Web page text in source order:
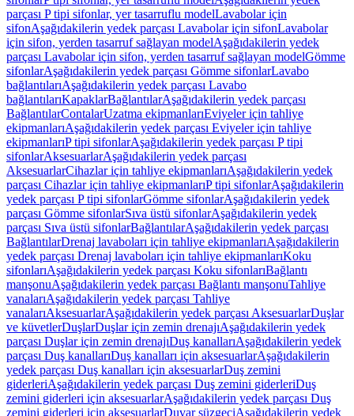
parçası P tipi sifonlar, yer tasarruflu modelLavabolar için
sifonAşağıdakilerin yedek parçası Lavabolar için sifonLavabolar
için sifon, yerden tasarruf sağlayan modelAşağıdakilerin yedek
parçası Lavabolar için sifon, yerden tasarruf sağlayan modelGömme
sifonlarAşağıdakilerin yedek parçası Gömme sifonlarLavabo
bağlantılarıAşağıdakilerin yedek parçası Lavabo
bağlantılarıKapaklarBağlantılarAşağıdakilerin yedek parçası
BağlantılarContalarUzatma ekipmanlarıEviyeler için tahliye
ekipmanlarıAşağıdakilerin yedek parçası Eviyeler için tahliye
ekipmanlarıP tipi sifonlarAşağıdakilerin yedek parçası P tipi
sifonlarAksesuarlarAşağıdakilerin yedek parçası
AksesuarlarCihazlar için tahliye ekipmanlarıAşağıdakilerin yedek
parçası Cihazlar için tahliye ekipmanlarıP tipi sifonlarAşağıdakilerin
yedek parçası P tipi sifonlarGömme sifonlarAşağıdakilerin yedek
parçası Gömme sifonlarSıva üstü sifonlarAşağıdakilerin yedek
parçası Sıva üstü sifonlarBağlantılarAşağıdakilerin yedek parçası
BağlantılarDrenaj lavaboları için tahliye ekipmanlarıAşağıdakilerin
yedek parçası Drenaj lavaboları için tahliye ekipmanlarıKoku
sifonlarıAşağıdakilerin yedek parçası Koku sifonlarıBağlantı
manşonuAşağıdakilerin yedek parçası Bağlantı manşonuTahliye
vanalarıAşağıdakilerin yedek parçası Tahliye
vanalarıAksesuarlarAşağıdakilerin yedek parçası AksesuarlarDuşlar
ve küvetlerDuşlarDuşlar için zemin drenajıAşağıdakilerin yedek
parçası Duşlar için zemin drenajıDuş kanallarıAşağıdakilerin yedek
parçası Duş kanallarıDuş kanalları için aksesuarlarAşağıdakilerin
yedek parçası Duş kanalları için aksesuarlarDuş zemini
giderleriAşağıdakilerin yedek parçası Duş zemini giderleriDuş
zemini giderleri için aksesuarlarAşağıdakilerin yedek parçası Duş
zemini giderleri için aksesuarlarDuvar süzgeciAşağıdakilerin yedek